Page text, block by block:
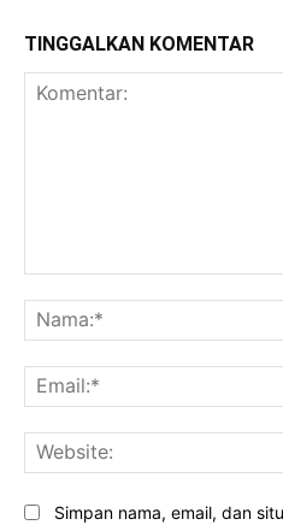
TINGGALKAN KOMENTAR
Simpan nama, email, dan